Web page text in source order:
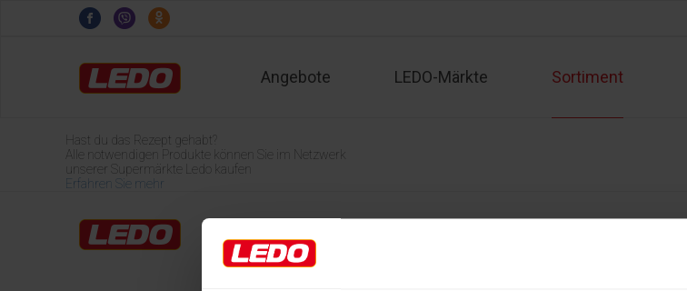
Angebote LEDO-Märkte Sortiment
Hast du das Rezept gehabt?
Alle notwendigen Produkte können Sie im Netzwerk
unserer Supermärkte Ledo kaufen
Erfahren Sie mehr
LEDO-Märkte
Über Ledo